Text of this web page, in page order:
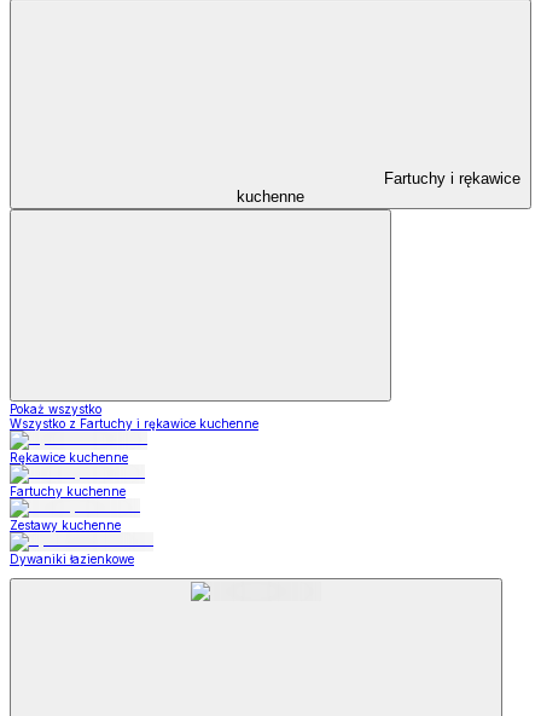
Fartuchy i rękawice
kuchenne
Pokaż wszystko
Wszystko z Fartuchy i rękawice kuchenne
Rękawice kuchenne
Fartuchy kuchenne
Zestawy kuchenne
Dywaniki łazienkowe